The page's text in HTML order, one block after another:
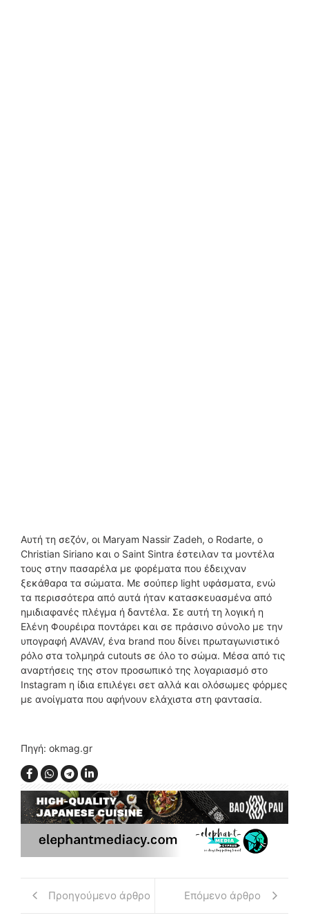
Αυτή τη σεζόν, οι Maryam Nassir Zadeh, ο Rodarte, ο
Christian Siriano και ο Saint Sintra έστειλαν τα μοντέλα
τους στην πασαρέλα με φορέματα που έδειχναν
ξεκάθαρα τα σώματα. Με σούπερ light υφάσματα, ενώ
τα περισσότερα από αυτά ήταν κατασκευασμένα από
ημιδιαφανές πλέγμα ή δαντέλα. Σε αυτή τη λογική η
Ελένη Φουρέιρα ποντάρει και σε πράσινο σύνολο με την
υπογραφή AVAVAV, ένα brand που δίνει πρωταγωνιστικό
ρόλο στα τολμηρά cutouts σε όλο το σώμα. Μέσα από τις
αναρτήσεις της στον προσωπικό της λογαριασμό στο
Instagram η ίδια επιλέγει σετ αλλά και ολόσωμες φόρμες
με ανοίγματα που αφήνουν ελάχιστα στη φαντασία.
Πηγή: okmag.gr
Προηγούμενο άρθρο Επόμενο άρθρο